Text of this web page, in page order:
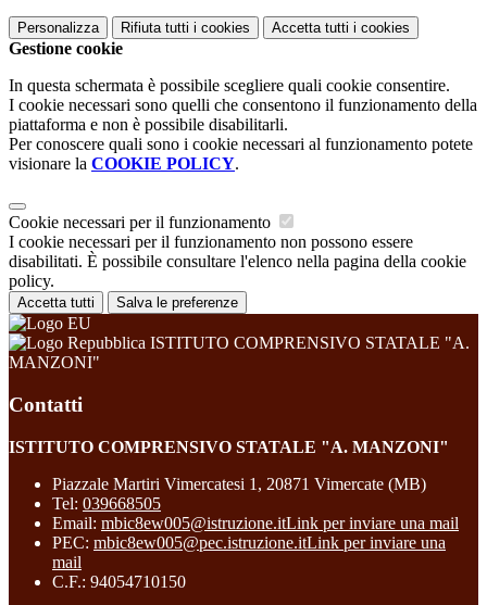
Personalizza Rifiuta tutti i cookies Accetta tutti i cookies
Gestione cookie
In questa schermata è possibile scegliere quali cookie consentire.
I cookie necessari sono quelli che consentono il funzionamento della
piattaforma e non è possibile disabilitarli.
Per conoscere quali sono i cookie necessari al funzionamento potete
visionare la COOKIE POLICY.
Cookie necessari per il funzionamento
I cookie necessari per il funzionamento non possono essere
disabilitati. È possibile consultare l'elenco nella pagina della cookie
policy.
Accetta tutti Salva le preferenze
ISTITUTO COMPRENSIVO STATALE "A.
MANZONI"
Contatti
ISTITUTO COMPRENSIVO STATALE "A. MANZONI"
Piazzale Martiri Vimercatesi 1, 20871 Vimercate (MB)
Tel: 039668505
Email: mbic8ew005@istruzione.itLink per inviare una mail
PEC: mbic8ew005@pec.istruzione.itLink per inviare una
mail
C.F.: 94054710150